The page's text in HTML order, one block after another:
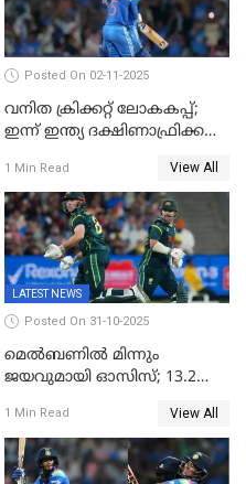
Posted On 02-11-2025
വനിത ക്രിക്കറ്റ് ലോകകപ്പ്;
ഇന്ന് ഇന്ത്യ ദക്ഷിണാഫ്രിക്ക
1 Min Read View All
LATEST NEWS
Posted On 31-10-2025
മെൽബണിൽ മിന്നും
ജയവുമായി ഓസിസ്; 13.2
പരമ്പരയിൽ ലീഡ്
1 Min Read View All